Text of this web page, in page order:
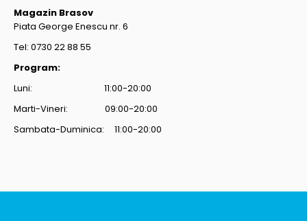
Magazin Brasov
Piata George Enescu nr. 6
Tel: 0730 22 88 55
Program:
Luni: 11:00-20:00
Marti-Vineri: 09:00-20:00
Sambata-Duminica: 11:00-20:00